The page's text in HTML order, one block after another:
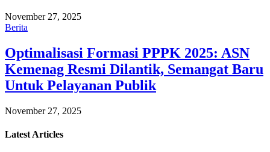
November 27, 2025
Berita
Optimalisasi Formasi PPPK 2025: ASN
Kemenag Resmi Dilantik, Semangat Baru
Untuk Pelayanan Publik
November 27, 2025
Latest Articles